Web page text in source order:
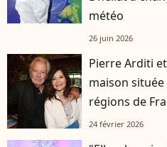
météo
26 juin 2026
Pierre Arditi
maison
régions de
24 février 2026